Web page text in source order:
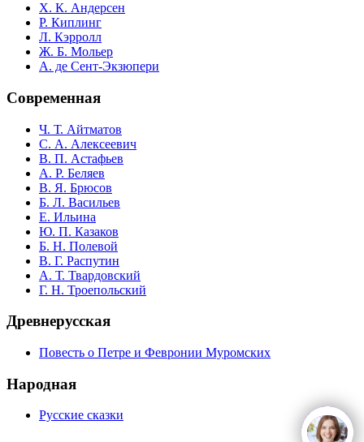
Х. К. Андерсен
Р. Киплинг
Л. Кэрролл
Ж. Б. Мольер
А. де Сент-Экзюпери
Современная
Ч. Т. Айтматов
С. А. Алексеевич
В. П. Астафьев
А. Р. Беляев
В. Я. Брюсов
Б. Л. Васильев
Е. Ильина
Ю. П. Казаков
Б. Н. Полевой
В. Г. Распутин
А. Т. Твардовский
Г. Н. Троепольский
Древнерусская
Повесть о Петре и Февронии Муромских
Народная
Русские сказки
open